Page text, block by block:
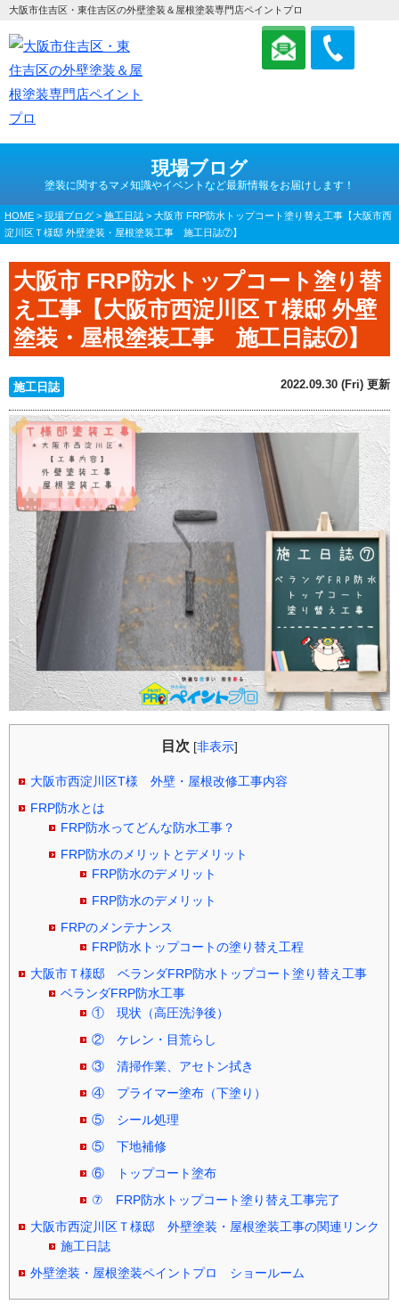
大阪市住吉区・東住吉区の外壁塗装＆屋根塗装専門店ペイントプロ
現場ブログ
塗装に関するマメ知識やイベントなど最新情報をお届けします！
HOME > 現場ブログ > 施工日誌 > 大阪市 FRP防水トップコート塗り替え工事【大阪市西
淀川区Ｔ様邸 外壁塗装・屋根塗装工事 施工日誌⑦】
大阪市 FRP防水トップコート塗り替
え工事【大阪市西淀川区Ｔ様邸 外壁
塗装・屋根塗装工事 施工日誌⑦】
施工日誌 2022.09.30 (Fri) 更新
目次 [非表示]
大阪市西淀川区T様 外壁・屋根改修工事内容
FRP防水とは
FRP防水ってどんな防水工事？
FRP防水のメリットとデメリット
FRP防水のデメリット
FRP防水のデメリット
FRPのメンテナンス
FRP防水トップコートの塗り替え工程
大阪市Ｔ様邸 ベランダFRP防水トップコート塗り替え工事
ベランダFRP防水工事
① 現状（高圧洗浄後）
② ケレン・目荒らし
③ 清掃作業、アセトン拭き
④ プライマー塗布（下塗り）
⑤ シール処理
⑤ 下地補修
⑥ トップコート塗布
⑦ FRP防水トップコート塗り替え工事完了
大阪市西淀川区Ｔ様邸 外壁塗装・屋根塗装工事の関連リンク
施工日誌
外壁塗装・屋根塗装ペイントプロ ショールーム